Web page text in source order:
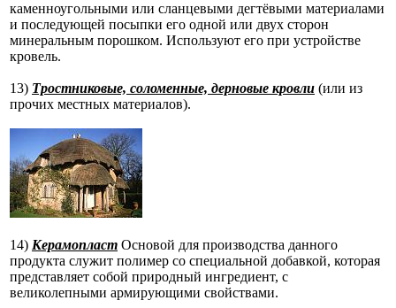
каменноугольными или сланцевыми дегтёвыми материалами
и последующей посыпки его одной или двух сторон
минеральным порошком. Используют его при устройстве
кровель.
13) Тростниковые, соломенные, дерновые кровли (или из
прочих местных материалов).
14) Керамопласт Основой для производства данного
продукта служит полимер со специальной добавкой, которая
представляет собой природный ингредиент, с
великолепными армирующими свойствами.